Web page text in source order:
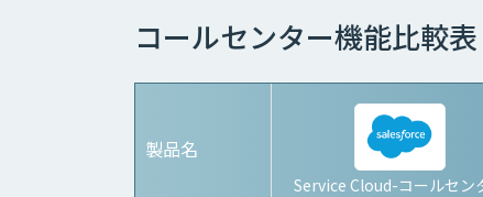
コールセンター機能比較表
製品名
Service Cloud-コールセン